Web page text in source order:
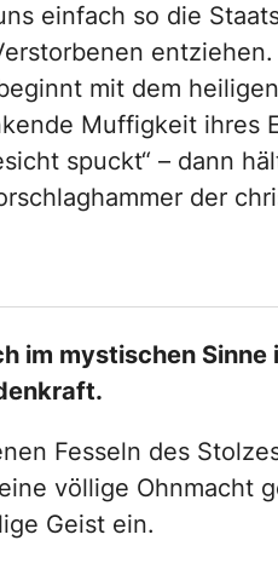
einfach so die
entziehen.
mit dem
Muffigkeit ihres
spuckt“ – dann
der
im mystischen Sinne
Fesseln des
völlige Ohnmacht
Geist ein.